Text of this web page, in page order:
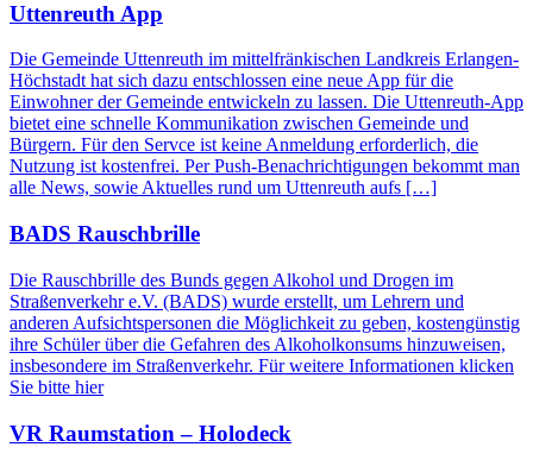
Uttenreuth App
Die Gemeinde Uttenreuth im mittelfränkischen Landkreis Erlangen-
Höchstadt hat sich dazu entschlossen eine neue App für die
Einwohner der Gemeinde entwickeln zu lassen. Die Uttenreuth-App
bietet eine schnelle Kommunikation zwischen Gemeinde und
Bürgern. Für den Servce ist keine Anmeldung erforderlich, die
Nutzung ist kostenfrei. Per Push-Benachrichtigungen bekommt man
alle News, sowie Aktuelles rund um Uttenreuth aufs […]
BADS Rauschbrille
Die Rauschbrille des Bunds gegen Alkohol und Drogen im
Straßenverkehr e.V. (BADS) wurde erstellt, um Lehrern und
anderen Aufsichtspersonen die Möglichkeit zu geben, kostengünstig
ihre Schüler über die Gefahren des Alkoholkonsums hinzuweisen,
insbesondere im Straßenverkehr. Für weitere Informationen klicken
Sie bitte hier
VR Raumstation – Holodeck